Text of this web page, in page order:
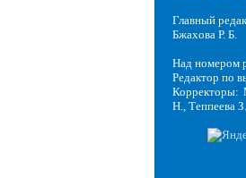
Главный
Бжахова Р. Б.
Над номером
Редактор по
Корректоры:
Н., Теппеева З.